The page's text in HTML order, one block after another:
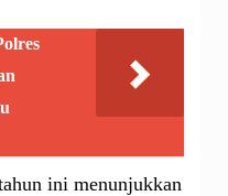
ini menunjukkan